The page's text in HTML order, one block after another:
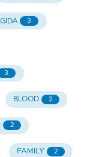
3
3
BLOOD 2
2
FAMILY 2